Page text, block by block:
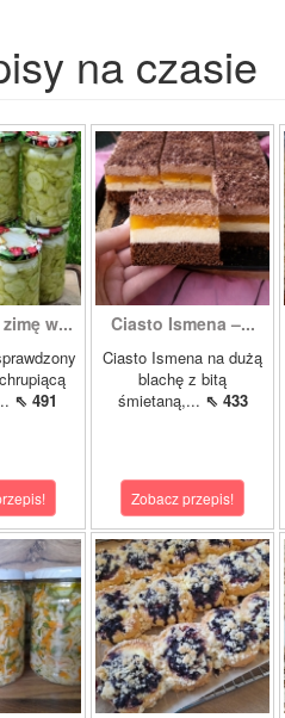
na czasie
w...
⇖ 491
Ciasto Ismena –...
Ciasto Ismena na dużą
blachę z bitą
śmietaną,... ⇖ 433
Zobacz przepis!